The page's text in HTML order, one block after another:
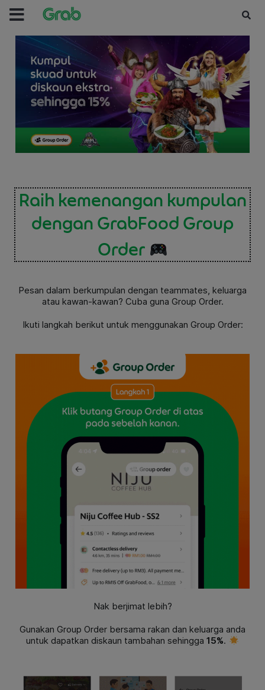
Raih kemenangan kumpulan
dengan GrabFood Group
Order
Pesan dalam berkumpulan dengan teammates, keluarga
atau kawan-kawan? Cuba guna Group Order.
Ikuti langkah berikut untuk menggunakan Group Order:
Nak berjimat lebih?
Gunakan Group Order bersama rakan dan keluarga anda
untuk dapatkan diskaun tambahan sehingga 15%.